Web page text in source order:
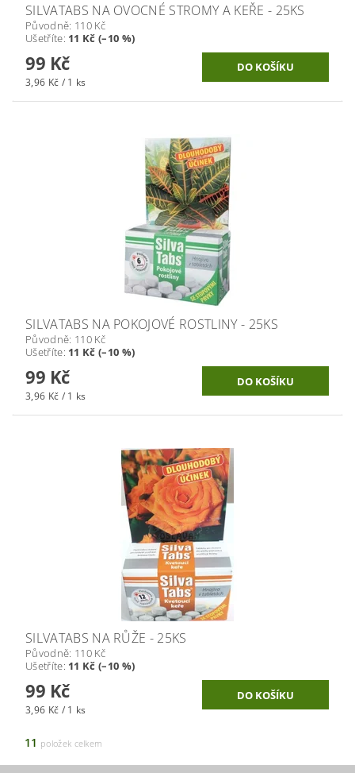
SILVATABS NA OVOCNÉ STROMY A KEŘE - 25KS
Původně: 110 Kč
Ušetříte: 11 Kč (–10 %)
99 Kč
3,96 Kč / 1 ks
SILVATABS NA POKOJOVÉ ROSTLINY - 25KS
Původně: 110 Kč
Ušetříte: 11 Kč (–10 %)
99 Kč
3,96 Kč / 1 ks
SILVATABS NA RŮŽE - 25KS
Původně: 110 Kč
Ušetříte: 11 Kč (–10 %)
99 Kč
3,96 Kč / 1 ks
11 položek celkem